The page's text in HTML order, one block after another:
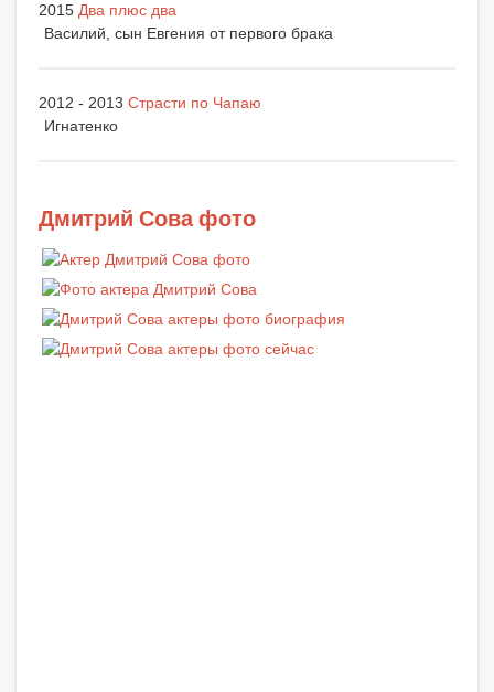
2015 Два плюс два
Василий, сын Евгения от первого брака
2012 - 2013 Страсти по Чапаю
Игнатенко
Дмитрий Сова фото